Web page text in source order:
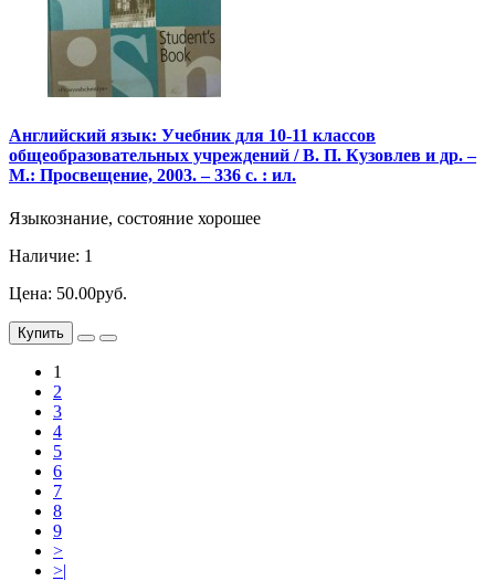
Английский язык: Учебник для 10-11 классов
общеобразовательных учреждений / В. П. Кузовлев и др. –
М.: Просвещение, 2003. – 336 с. : ил.
Языкознание, состояние хорошее
Наличие: 1
Цена: 50.00руб.
Купить
1
2
3
4
5
6
7
8
9
>
>|